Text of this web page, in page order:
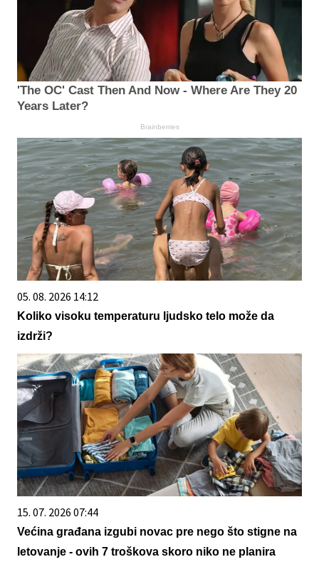
'The OC' Cast Then And Now - Where Are They 20
Years Later?
Brainberries
05. 08. 2026 14:12
Koliko visoku temperaturu ljudsko telo može da
izdrži?
15. 07. 2026 07:44
Većina građana izgubi novac pre nego što stigne na
letovanje - ovih 7 troškova skoro niko ne planira